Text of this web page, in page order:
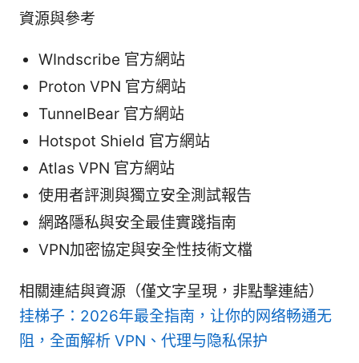
資源與參考
WIndscribe 官方網站
Proton VPN 官方網站
TunnelBear 官方網站
Hotspot Shield 官方網站
Atlas VPN 官方網站
使用者評測與獨立安全測試報告
網路隱私與安全最佳實踐指南
VPN加密協定與安全性技術文檔
相關連結與資源（僅文字呈現，非點擊連結）
挂梯子：2026年最全指南，让你的网络畅通无
阻，全面解析 VPN、代理与隐私保护